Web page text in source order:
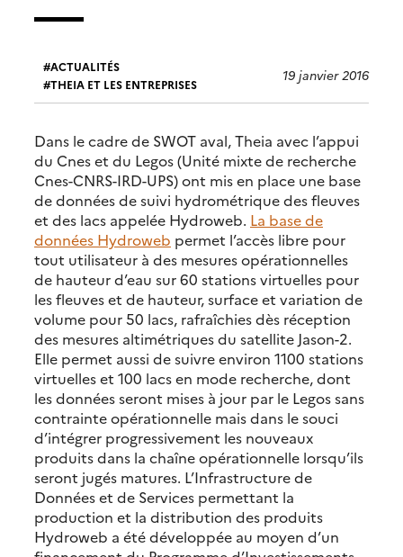
ACTUALITÉS
THEIA ET LES ENTREPRISES
19 janvier 2016
Dans le cadre de SWOT aval, Theia avec l’appui
du Cnes et du Legos (Unité mixte de recherche
Cnes-CNRS-IRD-UPS) ont mis en place une base
de données de suivi hydrométrique des fleuves
et des lacs appelée Hydroweb. La base de
données Hydroweb permet l’accès libre pour
tout utilisateur à des mesures opérationnelles
de hauteur d’eau sur 60 stations virtuelles pour
les fleuves et de hauteur, surface et variation de
volume pour 50 lacs, rafraîchies dès réception
des mesures altimétriques du satellite Jason-2.
Elle permet aussi de suivre environ 1100 stations
virtuelles et 100 lacs en mode recherche, dont
les données seront mises à jour par le Legos sans
contrainte opérationnelle mais dans le souci
d’intégrer progressivement les nouveaux
produits dans la chaîne opérationnelle lorsqu’ils
seront jugés matures. L’Infrastructure de
Données et de Services permettant la
production et la distribution des produits
Hydroweb a été développée au moyen d’un